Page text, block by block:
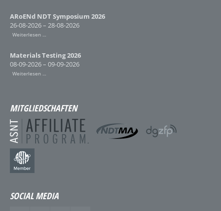
ARoENd NDT Symposium 2026
26-08-2026 – 28-08-2026
Weiterlesen …
Materials Testing 2026
08-09-2026 – 09-09-2026
Weiterlesen …
MITGLIEDSCHAFTEN
SOCIAL MEDIA